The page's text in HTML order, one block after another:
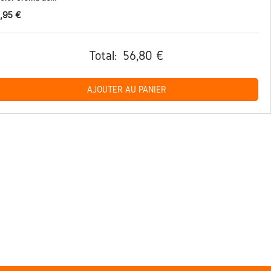
€
Total: 56,80 €
AJOUTER AU PANIER